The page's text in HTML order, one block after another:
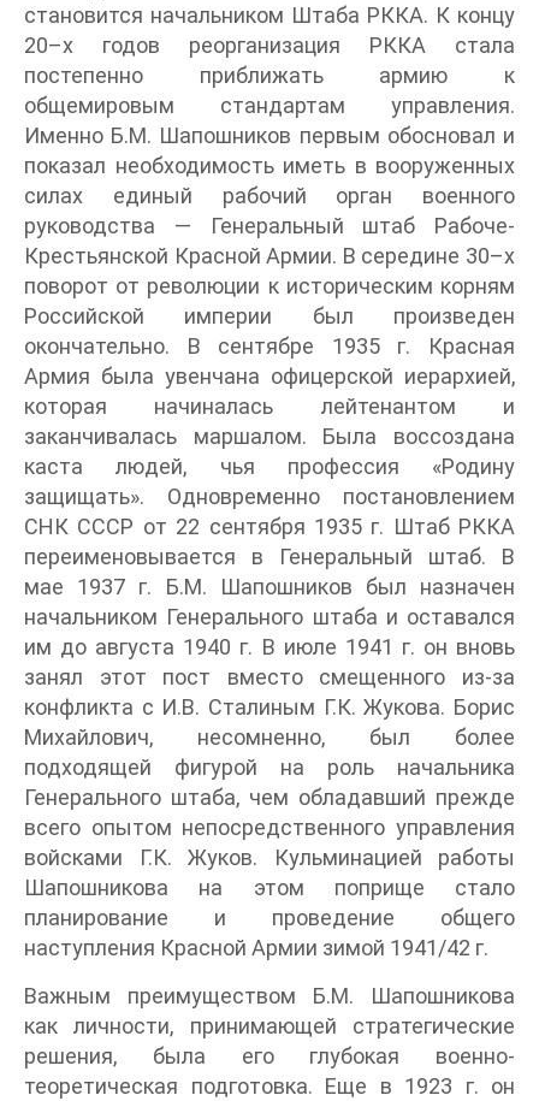
становится начальником Штаба РККА. К концу
20–х годов реорганизация РККА стала
постепенно приближать армию к
общемировым стандартам управления.
Именно Б.М. Шапошников первым обосновал и
показал необходимость иметь в вооруженных
силах единый рабочий орган военного
руководства — Генеральный штаб Рабоче-
Крестьянской Красной Армии. В середине 30–х
поворот от революции к историческим корням
Российской империи был произведен
окончательно. В сентябре 1935 г. Красная
Армия была увенчана офицерской иерархией,
которая начиналась лейтенантом и
заканчивалась маршалом. Была воссоздана
каста людей, чья профессия «Родину
защищать». Одновременно постановлением
СНК СССР от 22 сентября 1935 г. Штаб РККА
переименовывается в Генеральный штаб. В
мае 1937 г. Б.М. Шапошников был назначен
начальником Генерального штаба и оставался
им до августа 1940 г. В июле 1941 г. он вновь
занял этот пост вместо смещенного из-за
конфликта с И.В. Сталиным Г.К. Жукова. Борис
Михайлович, несомненно, был более
подходящей фигурой на роль начальника
Генерального штаба, чем обладавший прежде
всего опытом непосредственного управления
войсками Г.К. Жуков. Кульминацией работы
Шапошникова на этом поприще стало
планирование и проведение общего
наступления Красной Армии зимой 1941/42 г.
Важным преимуществом Б.М. Шапошникова
как личности, принимающей стратегические
решения, была его глубокая военно-
теоретическая подготовка. Еще в 1923 г. он